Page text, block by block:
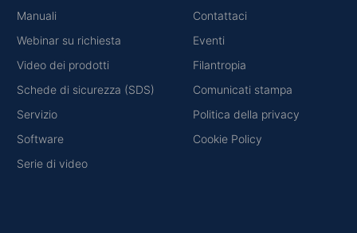
Manuali
Webinar su richiesta
Video dei prodotti
Schede di sicurezza (SDS)
Servizio
Software
Serie di video
Contattaci
Eventi
Filantropia
Comunicati stampa
Politica della privacy
Cookie Policy